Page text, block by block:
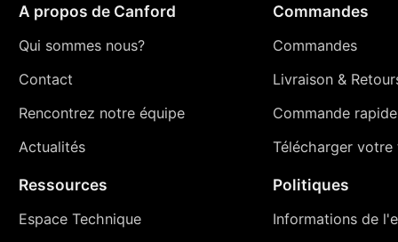
A propos de Canford
Qui sommes nous?
Contact
Rencontrez notre équipe
Actualités
Commandes
Commandes
Livraison&
Commande rapide
Télécharger votre
Ressources
Espace Technique
Politiques
Informations de